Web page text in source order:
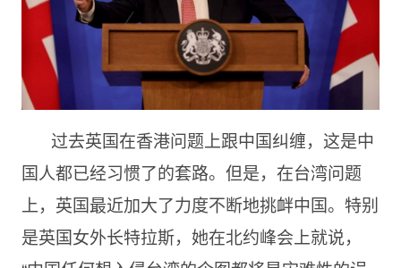
过去英国在香港问题上跟中国纠缠，这是中
国人都已经习惯了的套路。但是，在台湾问题
上，英国最近加大了力度不断地挑衅中国。特别
是英国女外长特拉斯，她在北约峰会上就说，